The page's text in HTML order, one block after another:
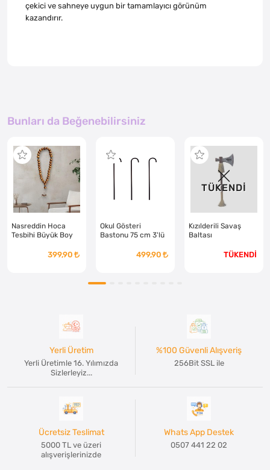
çekici ve sahneye uygun bir tamamlayıcı görünüm
kazandırır.
Bunları da Beğenebilirsiniz
Nasreddin Hoca
Tesbihi Büyük Boy
399,90
Okul Gösteri
Bastonu 75 cm 3'lü
499,90
TÜKENDİ
Kızılderili Savaş
Baltası
TÜKENDİ
Yerli Üretim
Yerli Üretimle 16. Yılımızda
Sizlerleyiz...
%100 Güvenli Alışveriş
256Bit SSL ile
Ücretsiz Teslimat
5000 TL ve üzeri
alışverişlerinizde
Whats App Destek
0507 441 22 02